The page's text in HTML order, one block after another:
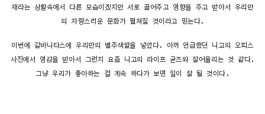
재라는 상황속에서 다른 모습이겠지만 서로 끌어주고 영향을 주고 받아서 우리만
의 자랑스러운 문화가 펼쳐질 것이라고 믿는다.
이번에 갈바니타스에 우리만의 별주색깔을 넣었다. 아까 언급했던 니고의 오피스
사진에서 영감을 받아서 그런지 요즘 니고의 라이프 굳즈와 잘어울리는 것 같다.
그냥 우리가 좋아하는 걸 계속 하다가 보면 일이 잘 될 것이다.